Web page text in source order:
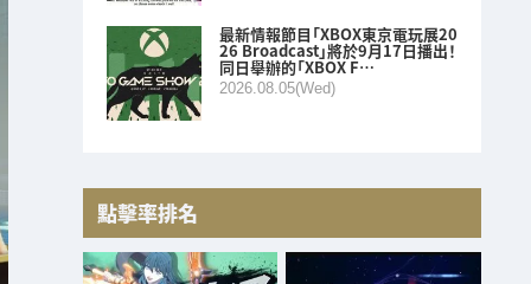
最新情報節目「XBOX東京電玩展20
26 Broadcast」將於9月17日播出！
同日舉辦的「XBOX F…
2026.08.05(Wed)
點擊率排名